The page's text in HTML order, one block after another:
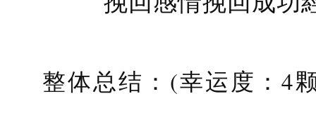
整体总结：(幸运度：4